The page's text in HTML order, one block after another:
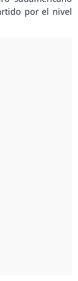
por el nivel